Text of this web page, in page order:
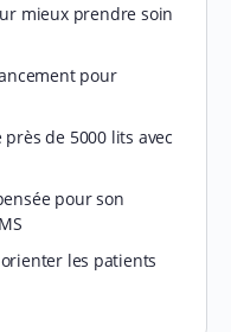
mieux prendre soin
pour
de 5000 lits avec
pour son
les patients